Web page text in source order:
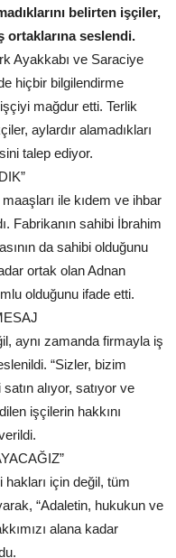
belirten işçiler,
ortaklarına seslendi.
Ayakkabı ve Saraciye
hiçbir bilgilendirme
mağdur etti. Terlik
aylardır alamadıkları
talep ediyor.
ile kıdem ve ihbar
Fabrikanın sahibi İbrahim
da sahibi olduğunu
ortak olan Adnan
olduğunu ifade etti.
aynı zamanda firmayla iş
“Sizler, bizim
alıyor, satıyor ve
işçilerin hakkını
hakları için değil, tüm
“Adaletin, hukukun ve
alana kadar